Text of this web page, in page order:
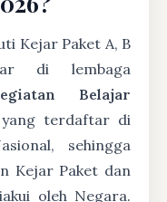
Kejar Paket A, B
di lembaga
Belajar
yang terdaftar di
sehingga
Kejar Paket dan
oleh Negara.